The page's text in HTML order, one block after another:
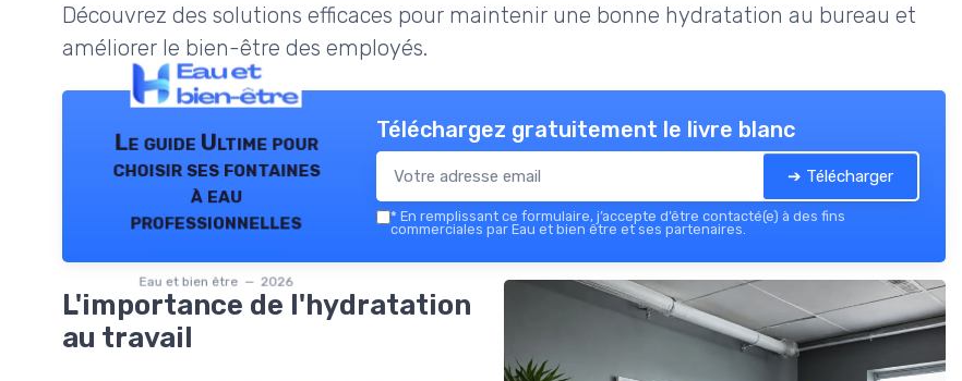
Découvrez des solutions efficaces pour maintenir une bonne hydratation au bureau et
améliorer le bien-être des employés.
Le guide Ultime pour
choisir ses fontaines
à eau
professionnelles
Eau et bien être — 2026
Téléchargez gratuitement le livre blanc
➔ Télécharger
* En remplissant ce formulaire, j’accepte d’être contacté(e) à des fins
commerciales par Eau et bien être et ses partenaires.
L'importance de l'hydratation
au travail